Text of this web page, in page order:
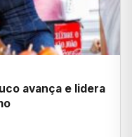
avança e lidera